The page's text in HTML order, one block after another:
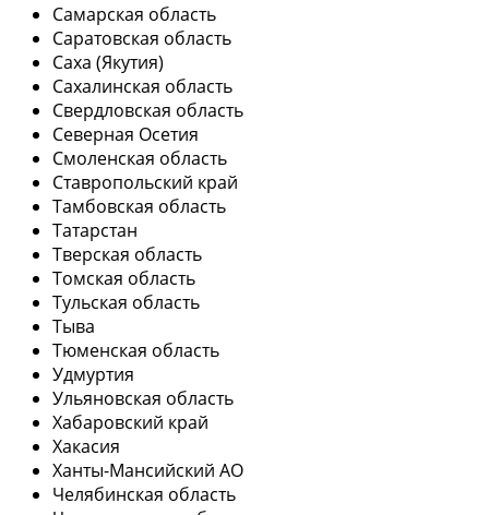
Самарская область
Саратовская область
Саха (Якутия)
Сахалинская область
Свердловская область
Северная Осетия
Смоленская область
Ставропольский край
Тамбовская область
Татарстан
Тверская область
Томская область
Тульская область
Тыва
Тюменская область
Удмуртия
Ульяновская область
Хабаровский край
Хакасия
Ханты-Мансийский АО
Челябинская область